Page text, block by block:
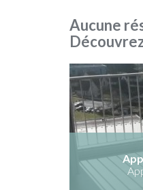
Aucune